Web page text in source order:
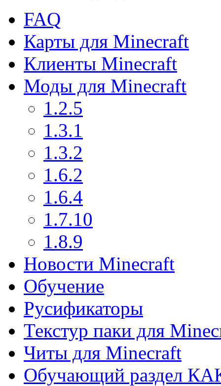
FAQ
Карты для Minecraft
Клиенты Minecraft
Моды для Minecraft
1.2.5
1.3.1
1.3.2
1.6.2
1.6.4
1.7.10
1.8.9
Новости Minecraft
Обучение
Русификаторы
Текстур паки для
Читы для Minecraft
Обучающий раздел